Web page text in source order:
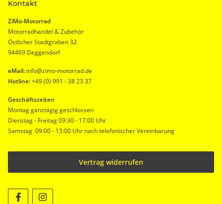
Kontakt
ZiMo-Motorrad
Motorradhandel & Zubehör
Östlicher Stadtgraben 32
94469 Deggendorf
eMail: info@zimo-motorrad.de
Hotline:+49 (0) 991 - 38 23 37
Geschäftszeiten
Montag ganztägig geschlossen
Dienstag - Freitag 09:30 - 17:00 Uhr
Samstag 09:00 - 13:00 Uhr nach telefonischer Vereinbarung
Vertrag widerrufen